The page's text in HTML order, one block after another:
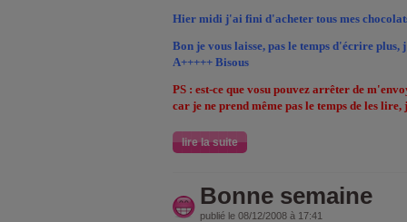
Hier midi j'ai fini d'acheter tous mes
Bon je vous laisse, pas le temps d'écrire
A+++++ Bisous
PS : est-ce que vosu pouvez arrêter de
car je ne prend même pas le temps de les
lire la suite
Bonne semaine
publié le 08/12/2008 à 17:41